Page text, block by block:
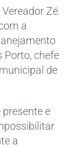
Zé
a
Porto, chefe
de
presente e
a